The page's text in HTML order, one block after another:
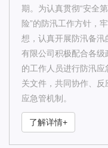
期。为认真贯彻“安全
险”的防汛工作方针，
想，认真开展防汛备
有限公司积极配合各
的工作人员进行防汛
关文件，共同协作、
应急管机制。
了解详情+